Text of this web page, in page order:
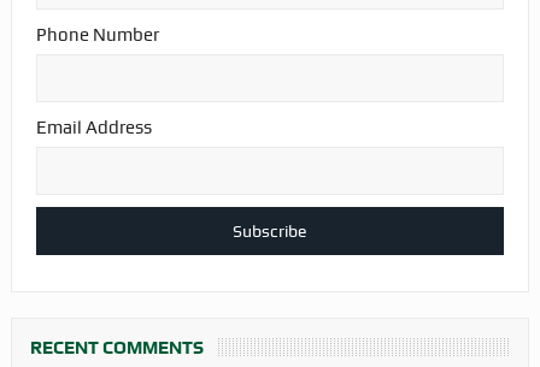
Phone Number
Email Address
RECENT COMMENTS